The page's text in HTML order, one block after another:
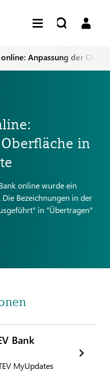
online: Anpassung der
in
online wurde ein
Bezeichnungen in der
in "Übertragen"
Bank
MyUpdates